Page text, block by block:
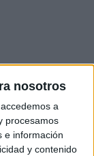
nosotros
a
procesamos
e información
y contenido